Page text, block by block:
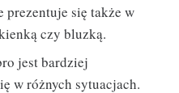
prezentuje się także w
czy bluzką.
jest bardziej
w różnych sytuacjach.